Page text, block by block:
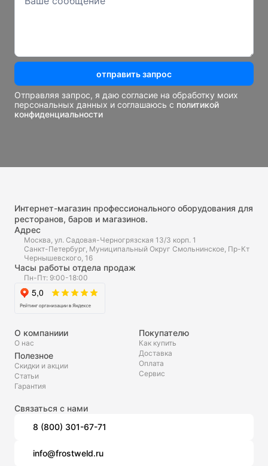
отправить запрос
Отправляя запрос, я даю согласие на обработку моих
персональных данных и соглашаюсь с политикой
конфиденциальности
Интернет-магазин профессионального оборудования для
ресторанов, баров и магазинов.
Адрес
Москва, ул. Садовая-Черногрязская 13/3 корп. 1
Санкт-Петербург, Муниципальный Округ Смольнинское, Пр-Кт
Чернышевского, 16
Часы работы отдела продаж
Пн-Пт: 9:00-18:00
О компаниии
О нас
Полезное
Скидки и акции
Статьи
Гарантия
Покупателю
Как купить
Доставка
Оплата
Сервис
Связаться с нами
8 (800) 301-67-71
info@frostweld.ru